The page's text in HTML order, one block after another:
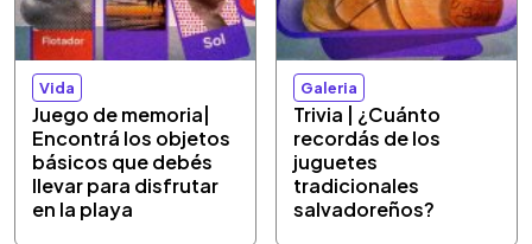
Vida
Juego de memoria|
Encontrá los objetos
básicos que debés
llevar para disfrutar
en la playa
Galeria
Trivia | ¿Cuánto
recordás de los
juguetes
tradicionales
salvadoreños?